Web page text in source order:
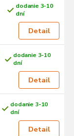
dodanie 3-10
dní
Detail
dodanie 3-10
dní
Detail
dodanie 3-10
dní
Detail